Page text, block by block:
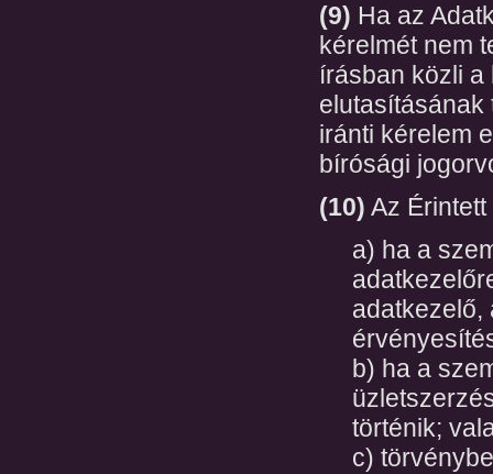
(9) Ha az
kérelmét nem
írásban közli a
elutasításának
iránti kérelem
bírósági
(10) Az
a) ha a
adatkezelő,
b) ha a
történik;
c)